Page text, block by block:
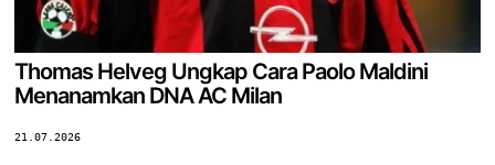
Thomas Helveg Ungkap Cara Paolo Maldini
Menanamkan DNA AC Milan
21.07.2026